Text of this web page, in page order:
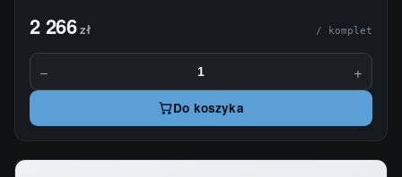
2 266zł / komplet
− +
Do koszyka